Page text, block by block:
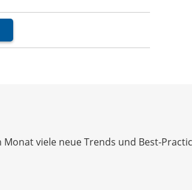
viele neue Trends und Best-